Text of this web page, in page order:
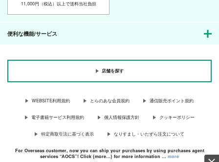
11,000円（税込）以上で送料当社負担
便利な機能/サービス
店舗を探す
WEBSITE利用規約 とらのあな会員規約 通信販売ポイント規約
電子書籍サービス利用規約 個人情報保護方針 クッキーポリシー
特定商取引法に基づく表示 なりすまし・いたずら注文について
For Overseas customer, now you can ship your purchases by using purchases agent
services “AOCS”! Click {more…} for more information … more